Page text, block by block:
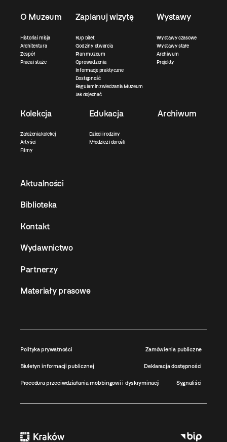
O Muzeum
Historia i misja
Architektura
Zespół
Praca i staże
Zaplanuj wizytę
Kup bilet
Godziny otwarcia
Plan muzeum
Oprowadzenia
Informacje praktyczne
Dostępność
Regulamin zwiedzania Muzeum
Jak dojechać
Wystawy
Wystawy czasowe
Wystawy stałe
Archiwum
Projekty
Kolekcja
Założenia kolekcji
Artyści
Filmy
Edukacja
Dzieci i rodziny
Młodzież i dorośli
Archiwum
Aktualności
Biblioteka
Kontakt
Wydawnictwo
Partnerzy
Materiały prasowe
Polityka prywatności Zamówienia publiczne
Biuletyn informacji publicznej Deklaracja dostępności
Procedura przeciwdziałania mobbingowi i dyskryminacji Sygnaliści